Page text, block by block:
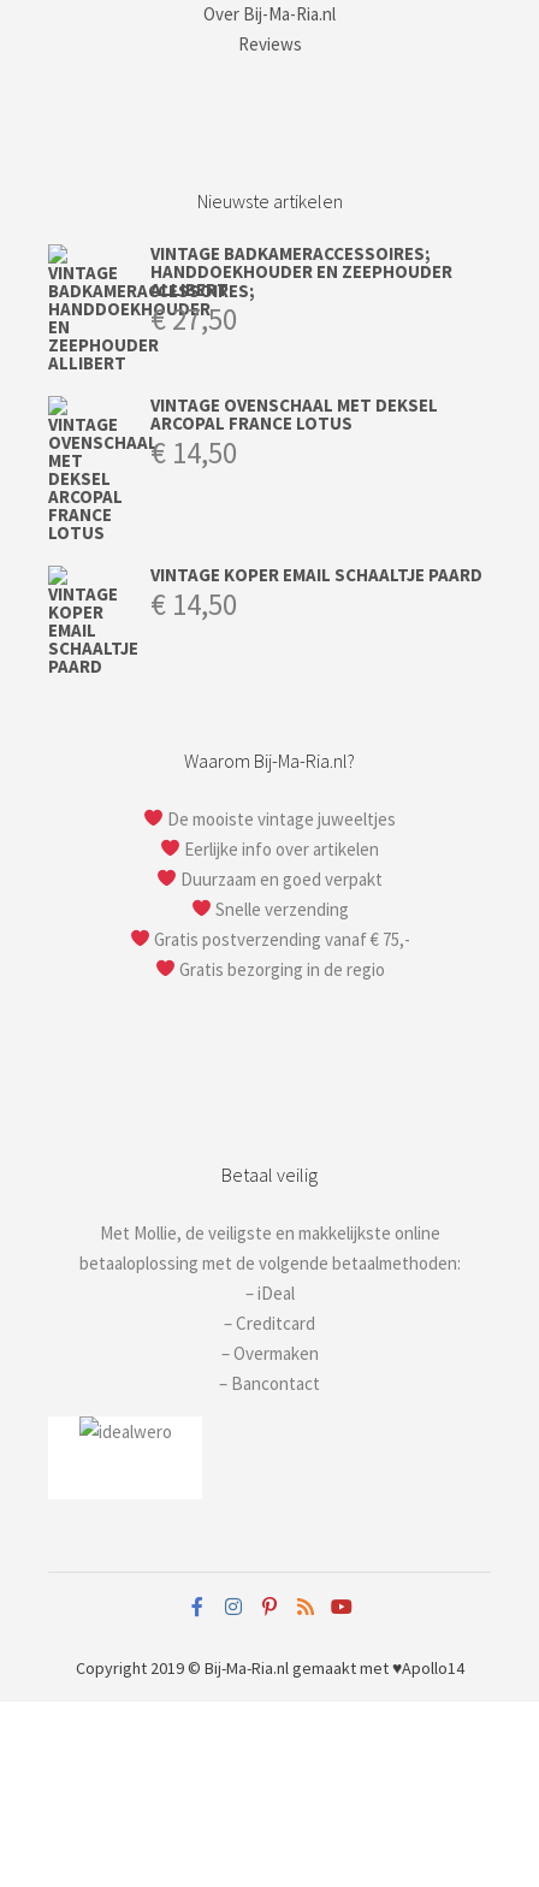
Over Bij-Ma-Ria.nl
Reviews
Nieuwste artikelen
VINTAGE BADKAMERACCESSOIRES;
HANDDOEKHOUDER EN ZEEPHOUDER
ALLIBERT
€27,50
VINTAGE OVENSCHAAL MET DEKSEL
ARCOPAL FRANCE LOTUS
€ 14,50
VINTAGE KOPER EMAIL SCHAALTJE PAARD
€ 14,50
Waarom Bij-Ma-Ria.nl?
De mooiste vintage juweeltjes
Eerlijke info over artikelen
Duurzaam en goed verpakt
Snelle verzending
Gratis postverzending vanaf € 75,-
Gratis bezorging in de regio
Betaal veilig
Met Mollie, de veiligste en makkelijkste online
betaaloplossing met de volgende betaalmethoden:
– iDeal
– Creditcard
– Overmaken
– Bancontact
Copyright 2019 © Bij-Ma-Ria.nl gemaakt met ♥Apollo14